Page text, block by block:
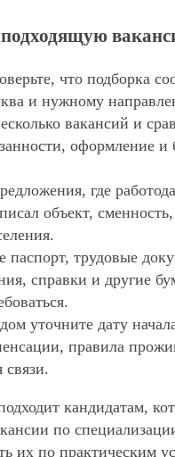
что подборка
и нужному
вакансий и
оформление и
где
объект,
паспорт, трудовые
справки и другие
уточните дату
правила
связи.
кандидатам,
по
их по практическим